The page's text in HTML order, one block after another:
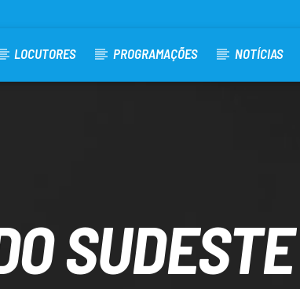
LOCUTORES PROGRAMAÇÕES NOTÍCIAS